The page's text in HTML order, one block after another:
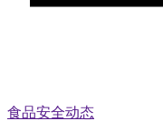
食品安全动态